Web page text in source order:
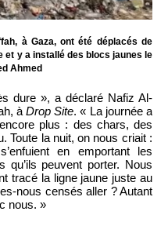
à Gaza, ont été déplacés de
et y a installé des blocs jaunes le
Ahmed
dure », a déclaré Nafiz Al-
àDrop Site. « La journée a
plus : des chars, des
Toute la nuit, on nous criait :
en emportant les
peuvent porter. Nous
tracé la ligne jaune juste au
nous censés aller ? Autant
nous. »